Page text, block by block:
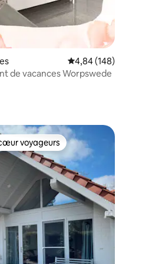
de 18 commentaires : 4,89 sur 5
Évaluation moyenne
4,84 (148)
de vacances Worpswede
voyageurs les plus appréciés
voyageurs